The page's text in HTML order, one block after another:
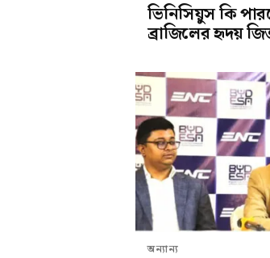
ভিনিসিয়ুস কি
ব্রাজিলের হৃদয়
অন্যান্য